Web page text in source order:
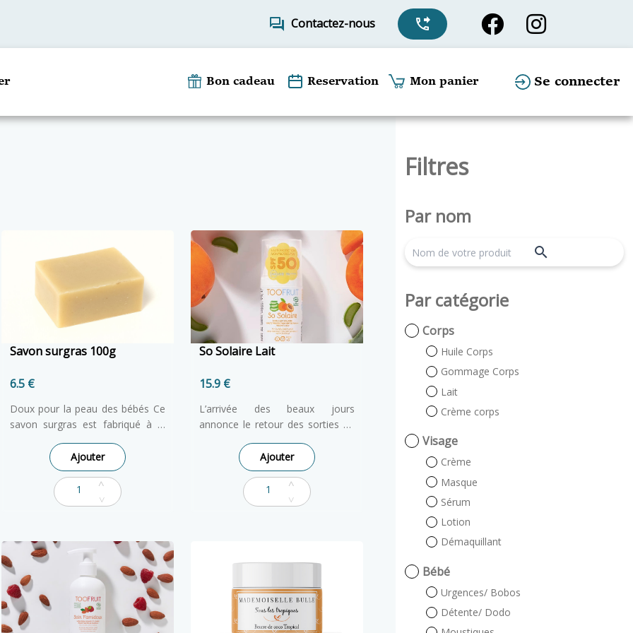
forum Contactez-nous phone_forwarded
Bon cadeau Reservation Mon panier Se connecter
Savon surgras 100g
6.5 €
Doux pour la peau des bébés Ce
savon surgras est fabriqué à la
main par une méthode
traditionnelle et artisanale de
saponification à froid. Ce procédé
écologique offre un savon doux,
enrichi à l'huile de Caméline Bio
il garantit le respect de la peau
sans la dessécher.
Ajouter
So Solaire Lait
15.9 €
L’arrivée des beaux jours
annonce le retour des sorties en
plein air et des expositions
prolongées au soleil pour toute la
famille. Spécialement formulé
protéger efficacement la
peau fragile des enfants dès 3
niques, promenades et journées
Ajouter
Filtres
Par nom
search
Par catégorie
Corps
Huile Corps
Gommage Corps
Lait
Crème corps
Visage
Crème
Masque
Sérum
Lotion
Démaquillant
Bébé
Urgences/ Bobos
Détente/ Dodo